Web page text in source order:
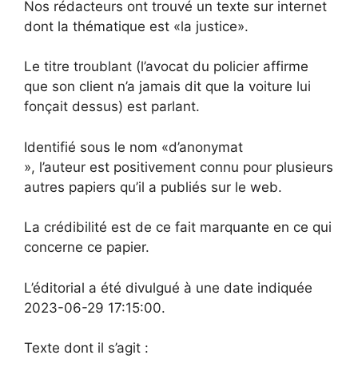
Nos rédacteurs ont trouvé un texte sur internet
dont la thématique est «la justice».
Le titre troublant (l’avocat du policier affirme
que son client n’a jamais dit que la voiture lui
fonçait dessus) est parlant.
Identifié sous le nom «d’anonymat
», l’auteur est positivement connu pour plusieurs
autres papiers qu’il a publiés sur le web.
La crédibilité est de ce fait marquante en ce qui
concerne ce papier.
L’éditorial a été divulgué à une date indiquée
2023-06-29 17:15:00.
Texte dont il s’agit :